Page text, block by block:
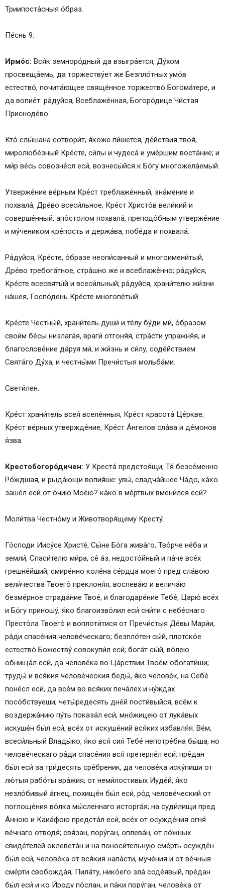
Триипоста́сныя о́браз.
Пе́снь 9.
Ирмо́с: Вся́к земноро́дный да взыгра́ется, Ду́хом
просвеща́емь, да торжеству́ет же Безпло́тных умо́в
естество́, почита́ющее свяще́нное торжество́ Богома́тере, и
да вопие́т: ра́дуйся, Всеблаже́нная, Богоро́дице Чи́стая
Присноде́во.
Кто́ слы́шана сотвори́т, я́коже пи́шется, де́йствия твоя́,
миролюбе́зный Кре́сте, си́лы и чудеса́ и уме́ршим воста́ние; и
ми́р ве́сь совозне́сл еси́, вознесы́йся к Бо́гу многожела́емый.
Утверже́ние ве́рным Кре́ст треблаже́нный, зна́мение и
похвала́, Дре́во всеси́льное, Кре́ст Христо́в вели́кий и
соверше́нный, апо́столом похвала́, преподо́бным утверже́ние
и му́чеником кре́пость и держа́ва, побе́да и похвала́.
Ра́дуйся, Кре́сте, о́бразе неопи́санный и многоимени́тый,
Дре́во требога́тное, стра́шно же и всеблаже́нно; ра́дуйся,
Кре́сте всесвяты́й и всеси́льный; ра́дуйся, храни́телю жи́зни
на́шея, Госпо́день Кре́сте многопе́тый.
Кре́сте Честны́й, храни́тель души́ и те́лу бу́ди ми́, о́бразом
свои́м бе́сы низлага́я, враги́ отгоня́я, стра́сти упражня́я, и
благослове́ние да́руя ми́, и жи́знь и си́лу, соде́йствием
Свята́го Ду́ха, и честны́ми Пречи́стыя мольба́ми.
Свети́лен.
Кре́ст храни́тель всея́ вселе́нныя, Кре́ст красота́ Це́ркве,
Кре́ст ве́рных утвержде́ние, Кре́ст А́нгелов сла́ва и де́монов
я́зва.
Крестобогоро́дичен: У Креста́ предстоя́щи, Тя́ безсе́менно
Ро́ждшая, и рыда́ющи вопия́ше: увы́, сладча́йшее Ча́до, ка́ко
заше́л еси́ от о́чию Мое́ю? ка́ко в ме́ртвых вмени́лся еси́?
Моли́тва Честно́му и Животворя́щему Кресту́.
Го́споди Иису́се Христе́, Сы́не Бо́га жива́го, Тво́рче не́ба и
земли́, Спаси́телю ми́ра, се́ а́з, недосто́йный и па́че все́х
грешне́йший, смире́нно коле́на се́рдца моего́ пред сла́вою
вели́чества Твоего́ преклоня́я, воспева́ю и велича́ю
безме́рное страда́ние Твое́, и благодаре́ние Тебе́, Царю́ все́х
и Бо́гу приношу́, я́ко благоизво́лил еси́ сни́ти с небе́снаго
Престо́ла Твоего́ и воплоти́тися от Пречи́стыя Де́вы Мари́и,
ра́ди спасе́ния челове́ческаго; безпло́тен сы́й, плотско́е
естество́ Божеству́ совокупи́л еси́; бога́т сы́й, во́лею
обнища́л еси́, да челове́ка во Ца́рствии Твое́м обогати́ши;
труды́ и вся́кия челове́ческия беды́, я́ко челове́к, на Себе́
поне́сл еси́, да все́м во вся́ких печа́лех и ну́ждах
посо́бствуеши; четы́редесять дне́й пости́выйся, все́м к
воздержа́нию пу́ть показа́л еси́; мно́жицею от лука́вых
искуше́н бы́л еси́, все́х от искуше́ний вся́ких избавля́я. Ве́м,
всеси́льный Влады́ко, я́ко вся́ сия́ Тебе́ непотре́бна бы́ша, но
челове́ческаго ра́ди спасе́ния вся́ претерпе́л еси́: пре́дан
бы́л еси́ за три́десять сре́бреник, да челове́ка иску́пиши от
лю́тыя рабо́ты вра́жия; от неми́лостивых Иуде́й, я́ко
незло́бивый а́гнец, похище́н бы́л еси́, ро́д челове́ческий от
поглоще́ния во́лка мы́сленнаго исторга́я; на суди́лищи пред
А́нною и Каиа́фою предста́л еси́, все́х от осужде́ния огня́
ве́чнаго отводя́; свя́зан, пору́ган, оплева́н, от ло́жных
свиде́телей оклевета́н и на поноси́тельную сме́рть осужде́н
бы́л еси́, челове́ка от вся́кия напа́сти, муче́ния и от ве́чныя
сме́рти свобожда́я; Пила́ту, нико́его зла́ соде́явый, пре́дан
бы́л еси́ и ко И́роду по́слан, и па́ки пору́ган, челове́ка от